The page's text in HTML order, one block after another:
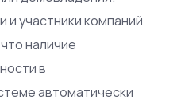
и участники компаний
наличие
в
автоматически